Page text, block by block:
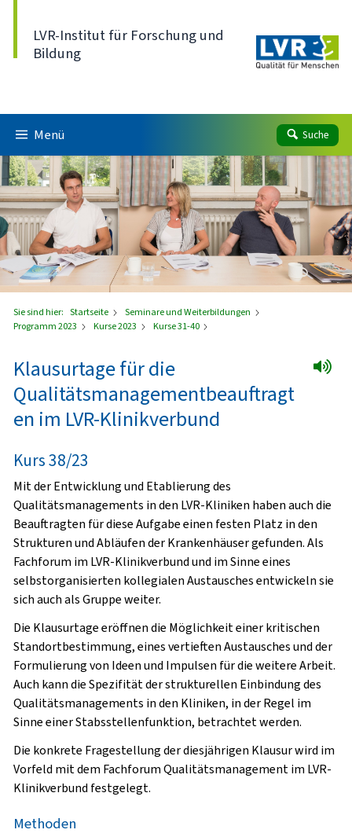
LVR-Institut für Forschung und
Bildung
Menü Suche
Sie sind hier: Startseite
Seminare und Weiterbildungen
Programm 2023
Kurse 2023 Kurse 31-40
Klausurtage für die
Qualitätsmanagementbeauftragt
en im LVR-Klinikverbund
Kurs 38/23
Mit der Entwicklung und Etablierung des
Qualitätsmanagements in den LVR-Kliniken haben auch die
Beauftragten für diese Aufgabe einen festen Platz in den
Strukturen und Abläufen der Krankenhäuser gefunden. Als
Fachforum im LVR-Klinikverbund und im Sinne eines
selbstorganisierten kollegialen Austausches entwickeln sie
sich auch als Gruppe weiter.
Die Klausurtage eröffnen die Möglichkeit einer kritischen
Standortbestimmung, eines vertieften Austausches und der
Formulierung von Ideen und Impulsen für die weitere Arbeit.
Auch kann die Spezifität der strukturellen Einbindung des
Qualitätsmanagements in den Kliniken, in der Regel im
Sinne einer Stabsstellenfunktion, betrachtet werden.
Die konkrete Fragestellung der diesjährigen Klausur wird im
Vorfeld mit dem Fachforum Qualitätsmanagement im LVR-
Klinikverbund festgelegt.
Methoden